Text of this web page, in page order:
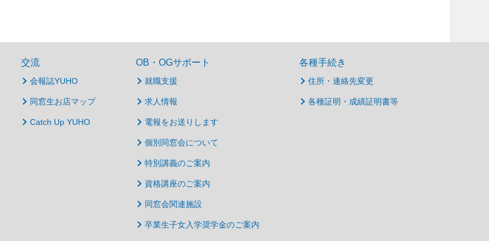
交流
会報誌YUHO
同窓生お店マップ
Catch Up YUHO
OB・OGサポート
就職支援
求人情報
電報をお送りします
個別同窓会について
特別講義のご案内
資格講座のご案内
同窓会関連施設
卒業生子女入学奨学金のご案内
各種手続き
住所・連絡先変更
各種証明・成績証明書等